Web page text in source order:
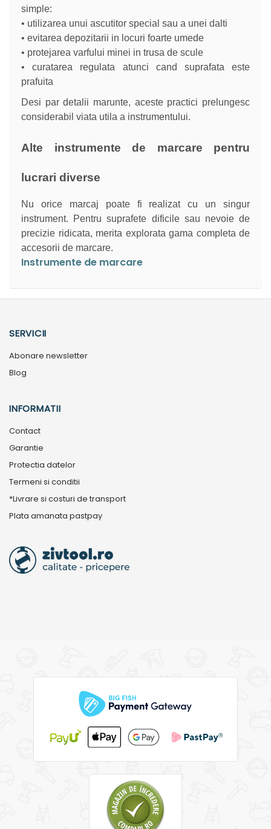
simple:
• utilizarea unui ascutitor special sau a unei dalti
• evitarea depozitarii in locuri foarte umede
• protejarea varfului minei in trusa de scule
• curatarea regulata atunci cand suprafata este
prafuita
Desi par detalii marunte, aceste practici prelungesc
considerabil viata utila a instrumentului.
Alte instrumente de marcare pentru
lucrari diverse
Nu orice marcaj poate fi realizat cu un singur
instrument. Pentru suprafete dificile sau nevoie de
precizie ridicata, merita explorata gama completa de
accesorii de marcare.
Instrumente de marcare
SERVICII
Abonare newsletter
Blog
INFORMATII
Contact
Garantie
Protectia datelor
Termeni si conditii
*Livrare si costuri de transport
Plata amanata pastpay